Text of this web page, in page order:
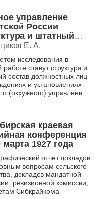
управление
России
и штатный
должностных
Е. А.
исследования в
работе станут структура и
состав должностных лиц
и установлениях
(окружного) управления и
краевая
конференция
марта 1927 года
отчет докладов
вопросам сельского
докладов мандатной
ревизионной комиссии,
Сибкрайкома